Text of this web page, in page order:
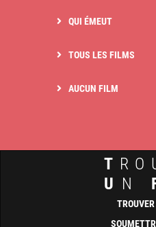
QUI ÉMEUT
TOUS LES FILMS
AUCUN FILM
T
U N